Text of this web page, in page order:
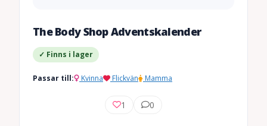
The Body Shop Adventskalender
✓ Finns i lager
Passar till: Kvinna Flickvän Mamma
1 0